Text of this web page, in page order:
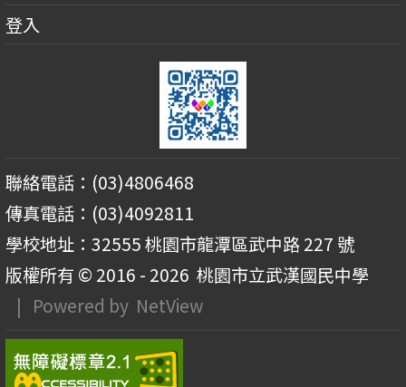
登入
聯絡電話：(03)4806468
傳真電話：(03)4092811
學校地址：32555 桃園市龍潭區武中路 227 號
版權所有 © 2016 - 2026 桃園市立武漢國民中學
| Powered by NetView